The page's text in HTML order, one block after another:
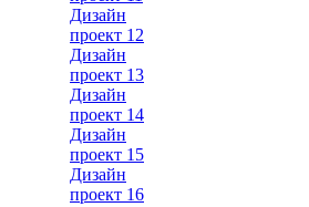
Дизайн
проект 12
Дизайн
проект 13
Дизайн
проект 14
Дизайн
проект 15
Дизайн
проект 16